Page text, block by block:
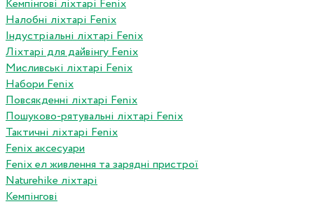
Кемпінгові ліхтарі Fenix
Налобні ліхтарі Fenix
Індустріальні ліхтарі Fenix
Ліхтарі для дайвінгу Fenix
Мисливські ліхтарі Fenix
Набори Fenix
Повсякденні ліхтарі Fenix
Пошуково-рятувальні ліхтарі Fenix
Тактичні ліхтарі Fenix
Fenix аксесуари
Fenix ел живлення та зарядні пристрої
Naturehike ліхтарі
Кемпінгові